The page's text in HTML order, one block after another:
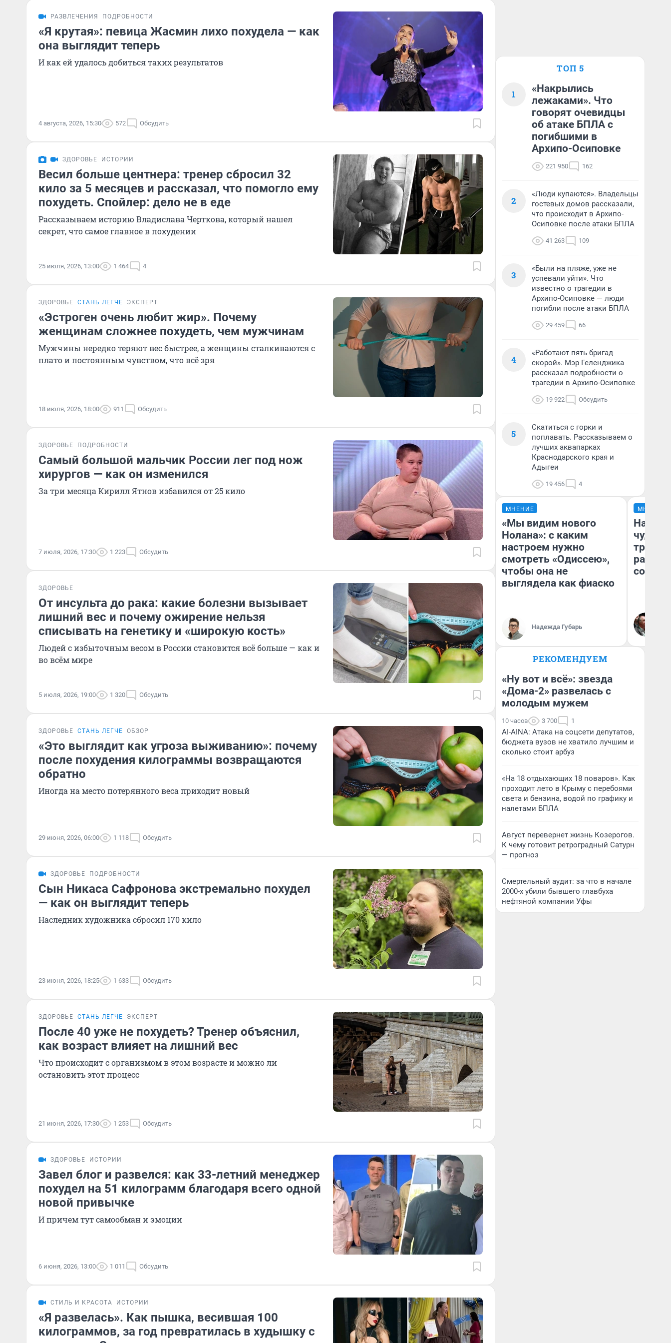
РАЗВЛЕЧЕНИЯ ПОДРОБНОСТИ
«Я крутая»: певица Жасмин лихо похудела — как
она выглядит теперь
И как ей удалось добиться таких результатов
4 августа, 2026, 15:30 572 Обсудить
ЗДОРОВЬЕ ИСТОРИИ
Весил больше центнера: тренер сбросил 32
кило за 5 месяцев и рассказал, что помогло ему
похудеть. Спойлер: дело не в еде
Рассказываем историю Владислава Черткова, который нашел
секрет, что самое главное в похудении
25 июля, 2026, 13:00 1 464 4
ЗДОРОВЬЕ СТАНЬ ЛЕГЧЕ ЭКСПЕРТ
«Эстроген очень любит жир». Почему
женщинам сложнее похудеть, чем мужчинам
Мужчины нередко теряют вес быстрее, а женщины сталкиваются с
плато и постоянным чувством, что всё зря
18 июля, 2026, 18:00 911 Обсудить
ЗДОРОВЬЕ ПОДРОБНОСТИ
Самый большой мальчик России лег под нож
хирургов — как он изменился
За три месяца Кирилл Ятнов избавился от 25 кило
7 июля, 2026, 17:30 1 223 Обсудить
ЗДОРОВЬЕ
От инсульта до рака: какие болезни вызывает
лишний вес и почему ожирение нельзя
списывать на генетику и «широкую кость»
Людей с избыточным весом в России становится всё больше — как и
во всём мире
5 июля, 2026, 19:00 1 320 Обсудить
ЗДОРОВЬЕ СТАНЬ ЛЕГЧЕ ОБЗОР
«Это выглядит как угроза выживанию»: почему
после похудения килограммы возвращаются
обратно
Иногда на место потерянного веса приходит новый
29 июня, 2026, 06:00 1 118 Обсудить
ЗДОРОВЬЕ ПОДРОБНОСТИ
Сын Никаса Сафронова экстремально похудел
— как он выглядит теперь
Наследник художника сбросил 170 кило
23 июня, 2026, 18:25 1 633 Обсудить
ЗДОРОВЬЕ СТАНЬ ЛЕГЧЕ ЭКСПЕРТ
После 40 уже не похудеть? Тренер объяснил,
как возраст влияет на лишний вес
Что происходит с организмом в этом возрасте и можно ли
остановить этот процесс
21 июня, 2026, 17:30 1 253 Обсудить
ЗДОРОВЬЕ ИСТОРИИ
Завел блог и развелся: как 33-летний менеджер
похудел на 51 килограмм благодаря всего одной
новой привычке
И причем тут самообман и эмоции
6 июня, 2026, 13:00 1 011 Обсудить
СТИЛЬ И КРАСОТА ИСТОРИИ
«Я развелась». Как пышка, весившая 100
килограммов, за год превратилась в худышку с
ТОП 5
1
«Накрылись
лежаками». Что
говорят очевидцы
об атаке БПЛА с
погибшими в
Архипо-Осиповке
221 950 162
2
«Люди купаются». Владельцы
гостевых домов рассказали,
что происходит в Архипо-
Осиповке после атаки БПЛА
41 263 109
3
«Были на пляже, уже не
успевали уйти». Что
известно о трагедии в
Архипо-Осиповке — люди
погибли после атаки БПЛА
29 459 66
4
«Работают пять бригад
скорой». Мэр Геленджика
рассказал подробности о
трагедии в Архипо-Осиповке
19 922 Обсудить
5
Скатиться с горки и
поплавать. Рассказываем о
лучших аквапарках
Краснодарского края и
Адыгеи
19 456 4
МНЕНИЕ
«Мы видим нового
Нолана»: с каким
настроем нужно
смотреть «Одиссею»,
чтобы она не
выглядела как фиаско
Надежда Губарь
МНЕНИЕ
чудом
РЕКОМЕНДУЕМ
«Ну вот и всё»: звезда
«Дома-2» развелась с
молодым мужем
10 часов 3 700 1
AI-AINA: Атака на соцсети депутатов,
бюджета вузов не хватило лучшим и
сколько стоит арбуз
«На 18 отдыхающих 18 поваров». Как
проходит лето в Крыму с перебоями
света и бензина, водой по графику и
налетами БПЛА
Август перевернет жизнь Козерогов.
К чему готовит ретроградный Сатурн
— прогноз
Смертельный аудит: за что в начале
2000-х убили бывшего главбуха
нефтяной компании Уфы